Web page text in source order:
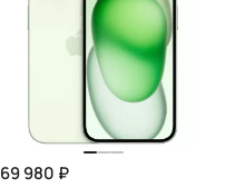
69 980 ₽